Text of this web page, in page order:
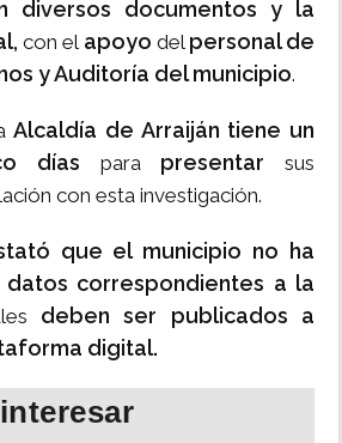
diversos documentos y la
con el apoyo del personal de
y Auditoría del municipio.
Alcaldía de Arraiján tiene un
días para presentar sus
con esta investigación.
que el municipio no ha
correspondientes a la
deben ser publicados a
digital.